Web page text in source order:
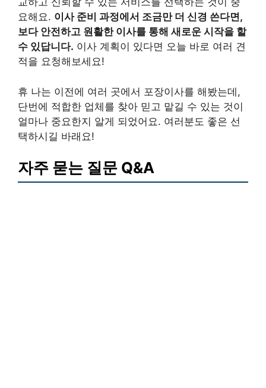
요해요. 이사 준비 과정에서 조금만 더 신경 쓴다면,
보다 안전하고 원활한 이사를 통해 새로운 시작을 할
수 있답니다. 이사 계획이 있다면 오늘 바로 여러 견
적을 요청해보세요!
휴 나는 이전에 여러 곳에서 포장이사를 해봤는데,
단번에 적합한 업체를 찾아 믿고 맡길 수 있는 것이
얼마나 중요한지 알게 되었어요. 여러분도 좋은 선
택하시길 바래요!
자주 묻는 질문 Q&A